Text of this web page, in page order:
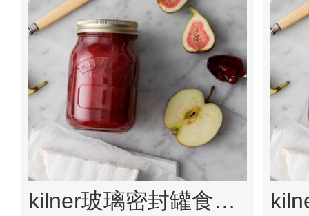
kilner玻璃密封罐食品级茶叶罐真空储物罐泡菜坛子果酱蜂蜜分装瓶 500ml